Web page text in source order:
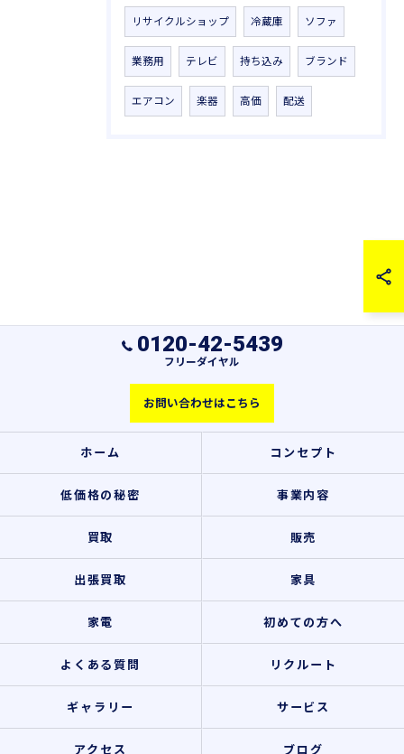
リサイクルショップ 冷蔵庫 ソファ
業務用 テレビ 持ち込み ブランド
エアコン 楽器 高価 配送
0120-42-5439
フリーダイヤル
お問い合わせはこちら
ホーム コンセプト
低価格の秘密 事業内容
買取 販売
出張買取 家具
家電 初めての方へ
よくある質問 リクルート
ギャラリー サービス
アクセス ブログ